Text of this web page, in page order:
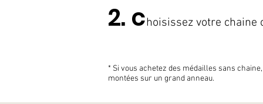
2. choisissez votre chaine
* Si vous achetez des médailles sans
montées sur un grand anneau.